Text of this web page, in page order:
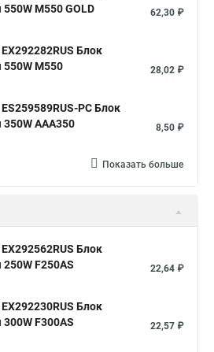
550W M550 GOLD
62,30 ₽
Блок
550W M550
28,02 ₽
PC Блок
350W AAA350
8,50 ₽
Показать больше
Блок
250W F250AS
22,64 ₽
Блок
300W F300AS
22,57 ₽